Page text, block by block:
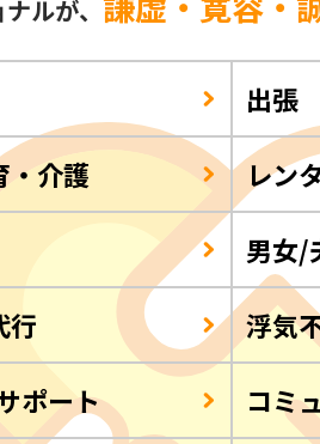
ルが、
出張
・介護
レン
男女/
行
浮気
ポート
コミ